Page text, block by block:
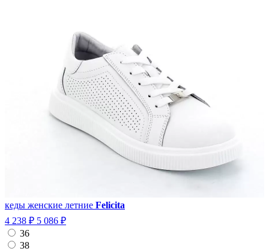
кеды женские летние Felicita
4 238 ₽ 5 086 ₽
36
38